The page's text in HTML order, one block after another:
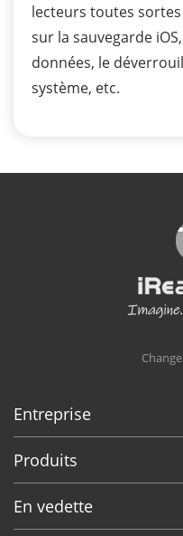
lecteurs toutes
sur la sauvegarde
données, le
système, etc.
Entreprise
Produits
En vedette